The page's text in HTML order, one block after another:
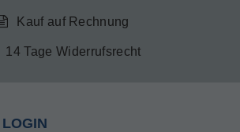
Kauf auf Rechnung
14 Tage Widerrufsrecht